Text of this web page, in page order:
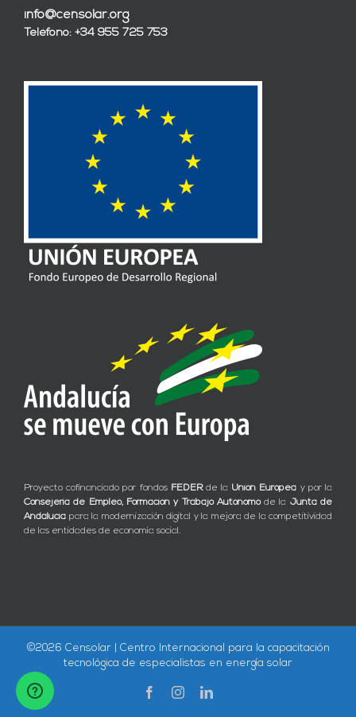
info@censolar.org
Teléfono: +34 955 725 753
Proyecto cofinanciado por fondos FEDERde la Unión Europea y por la
Consejería de Empleo, Formación y Trabajo Autónomode la Junta de
Andalucía para la modernización digital y la mejora de la competitividad
de las entidades de economía social.
©2026 Censolar | Centro Internacional para la capacitación
tecnológica de especialistas en energía solar
FacebookInstagramLinkedIn